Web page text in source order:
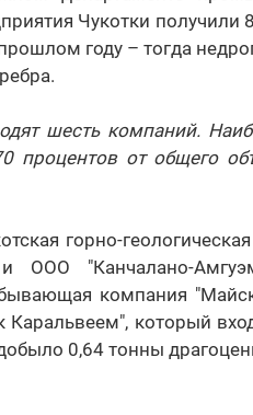
Чукотки получили
году – тогда
шесть компаний.
процентов от общего
горно-
ООО "Канчалано-
компания
Каральвеем", который
0,64 тонны